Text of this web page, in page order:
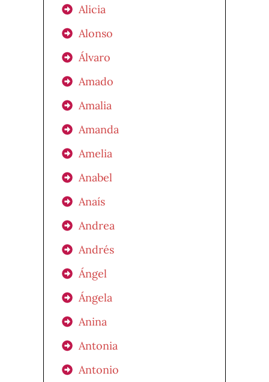
Alicia
Alonso
Álvaro
Amado
Amalia
Amanda
Amelia
Anabel
Anaís
Andrea
Andrés
Ángel
Ángela
Anina
Antonia
Antonio